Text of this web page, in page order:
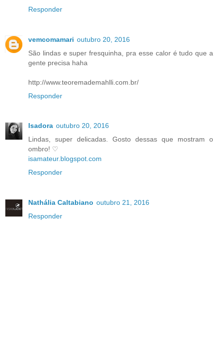
Responder
vemcomamari outubro 20, 2016
São lindas e super fresquinha, pra esse calor é tudo que a
gente precisa haha
http://www.teoremademahlli.com.br/
Responder
Isadora outubro 20, 2016
Lindas, super delicadas. Gosto dessas que mostram o
ombro! ♡
isamateur.blogspot.com
Responder
Nathália Caltabiano outubro 21, 2016
Responder